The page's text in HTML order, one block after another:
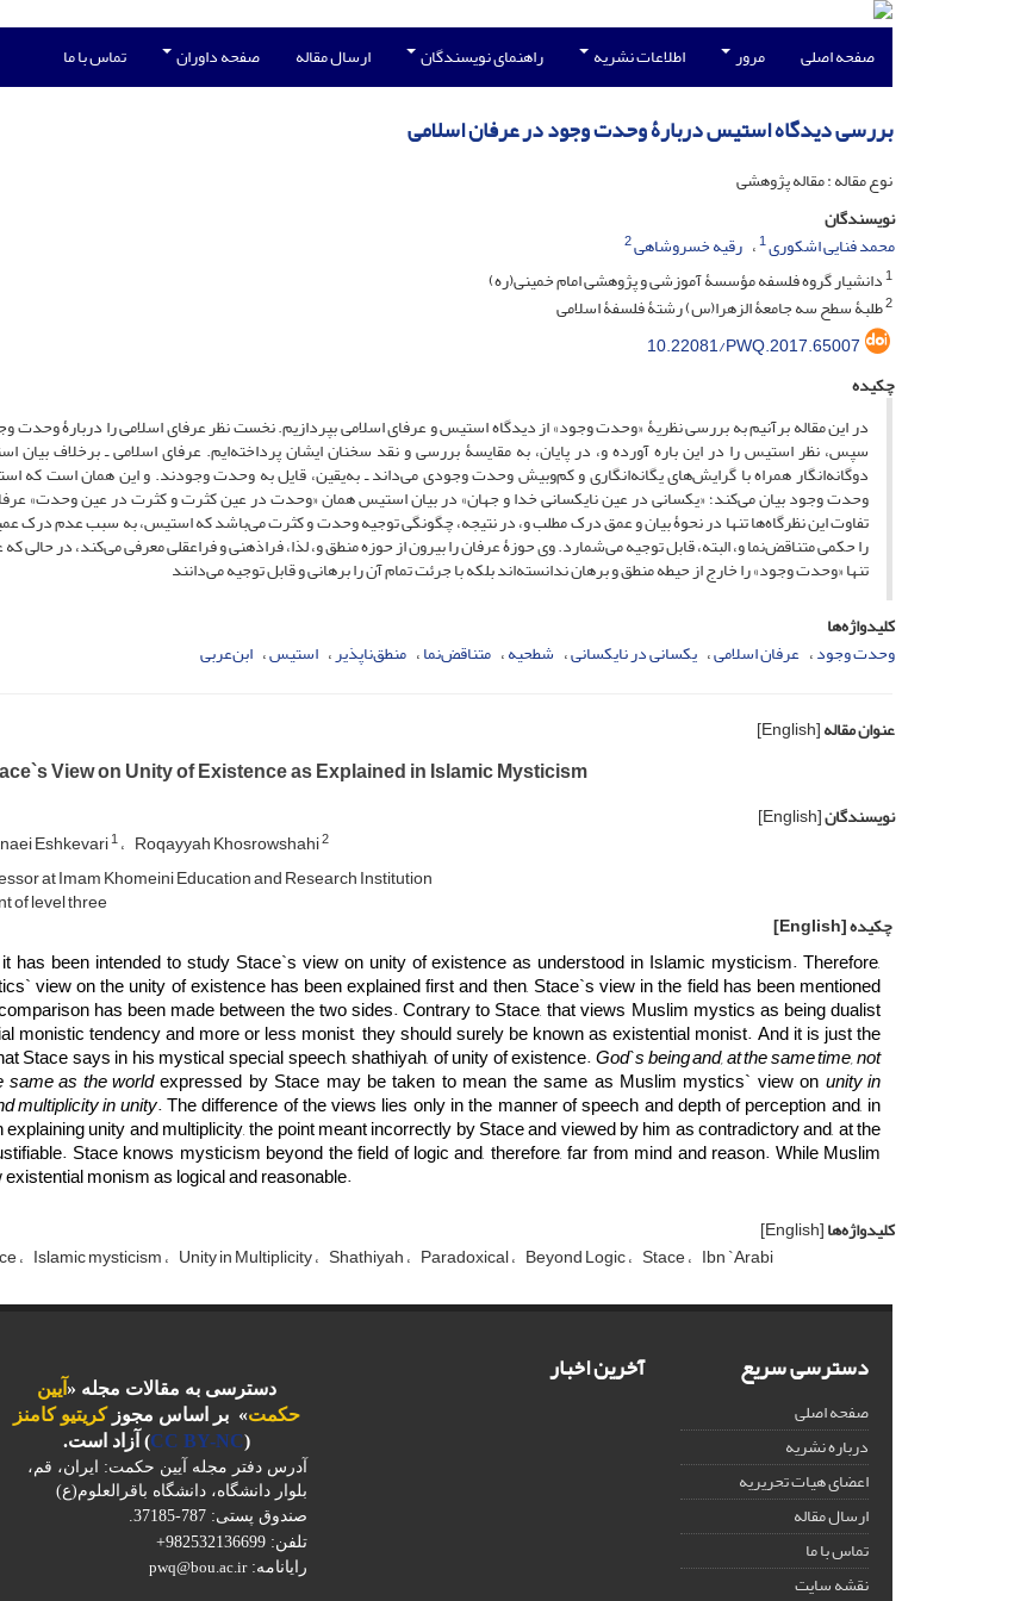
صفحه اصلی مرور اطلاعات نشریه راهنمای نویسندگان ارسال مقاله صفحه داوران تماس با ما
بررسی دیدگاه استیس دربارۀ وحدت وجود در عرفان اسلامی
نوع مقاله : مقاله پژوهشی
نویسندگان
محمد فنایی اشکوری1 رقیه خسروشاهی2
1دانشیار گروه فلسفه مؤسسۀ آموزشی و پژوهشی امام خمینی(ره)
2طلبۀ سطح سه جامعۀ الزهرا(س) رشتۀ فلسفۀ اسلامی
10.22081/PWQ.2017.65007
چکیده
در این مقاله برآنیم به بررسی نظریۀ «وحدت وجود» از دیدگاه استیس و عرفای اسلامی بپردازیم. نخست نظر عرفای اسلامی را دربارۀ وحدت
سپس، نظر استیس را در این باره آورده و، در پایان، به مقایسۀ بررسی و نقد سخنان ایشان پرداخته‌ایم. عرفای اسلامی ـ برخلاف بیان
دوگانه‌انگار همراه با گرایش‌های یگانه‌انگاری و کم‌و‌بیش وحدت وجودی می‌داند ـ به‌یقین، قایل به وحدت وجودند. و این همان است که
وحدت وجود بیان می‌کند؛ «یکسانی در عین نایکسانی خدا و جهان» در بیان استیس همان «وحدت در عین کثرت و کثرت در عین وحدت»
تفاوت این نظرگاه‌ها تنها در نحوۀ بیان و عمق درک مطلب و، در نتیجه، چگونگی توجیه وحدت و کثرت می‌باشد که استیس، به سبب عدم درک
را حکمی متناقض‌نما و، البته، قابل توجیه می‌شمارد. وی حوزۀ عرفان را بیرون از حوزه منطق و، لذا، فراذهنی و فراعقلی معرفی می‌کند، در حالی
تنها «وحدت وجود» را خارج از حیطه منطق و برهان ندانسته‌اند بلکه با جرئت تمام آن را برهانی و قابل توجیه می‌دانند
کلیدواژه‌ها
وحدت وجود عرفان اسلامی یکسانی در نایکسانی شطحیه متناقض‌نما منطق‌ناپذیر استیس ابن‌عربی
عنوان مقاله[English]
View on Unity of Existence as Explained in Islamic Mysticism
نویسندگان[English]
Eshkevari1 Roqayyah Khosrowshahi2
at Imam Khomeini Education and Research Institution
of level three
چکیده[English]
has been intended to study Stace`s view on unity of existence as understood in Islamic mysticism. Therefore,
view on the unity of existence has been explained first and then, Stace`s view in the field has been mentioned
has been made between the two sides. Contrary to Stace, that views Muslim mystics as being dualist
monistic tendency and more or less monist, they should surely be known as existential monist. And it is just the
Stace says in his mystical special speech, shathiyah, of unity of existence.God`s being and, at the same time, not
same as the worldexpressed by Stace may be taken to mean the same as Muslim mystics` view on unity in
multiplicity in unity. The difference of the views lies only in the manner of speech and depth of perception and, in
explaining unity and multiplicity, the point meant incorrectly by Stace and viewed by him as contradictory and, at the
Stace knows mysticism beyond the field of logic and, therefore, far from mind and reason. While Muslim
monism as logical and reasonable.
کلیدواژه‌ها[English]
Islamic mysticism Unity in Multiplicity Shathiyah Paradoxical Beyond Logic Stace Ibn `Arabi
دسترسی سریع
صفحه اصلی
درباره نشریه
اعضای هیات تحریریه
ارسال مقاله
تماس با ما
نقشه سایت
آخرین اخبار دسترسی به مقالات مجله «آیین
حکمت» بر اساس مجوزکریتیو کامنز
(
CC BY-NC) آزاد است.
آدرس دفتر مجله آیین حکمت: ایران، قم،
بلوار دانشگاه، دانشگاه باقرالعلوم(ع)
صندوق پستی: 787-37185.
تلفن: 982532136699+
رایانامه:pwq@bou.ac.ir